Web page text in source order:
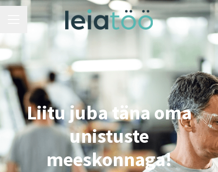
Karjäärimenüü
Liitu juba täna oma
unistuste
meeskonnaga!